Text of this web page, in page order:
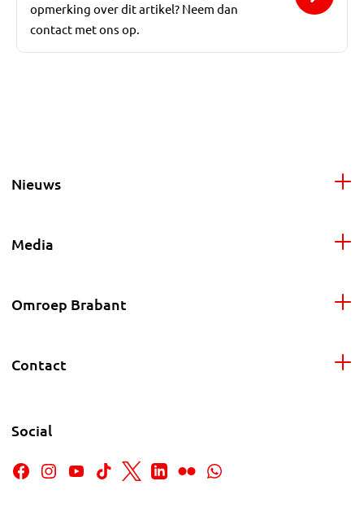
opmerking over dit artikel? Neem dan
contact met ons op.
Nieuws
Media
Omroep Brabant
Contact
Social